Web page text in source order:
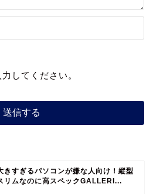
してください。
きすぎるパソコンが嫌な人向け！縦型
リムなのに高スペックGALLERI...